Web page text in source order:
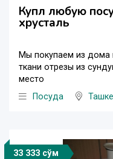
Купл любую
хрусталь
Мы покупаем из дома
ткани отрезы из
место
Посуда
33 333 сўм